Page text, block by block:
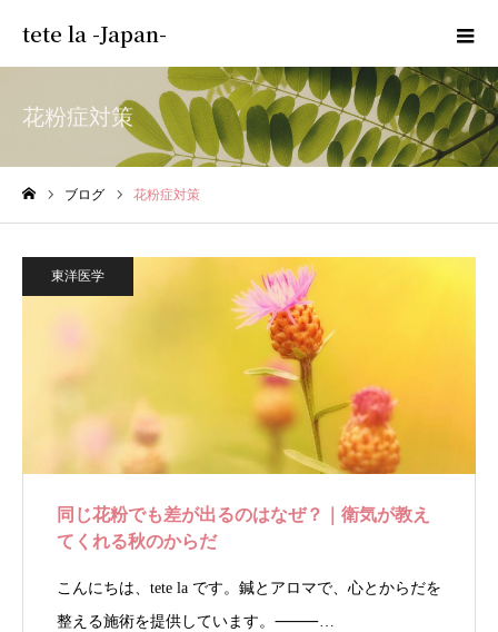
tete la -Japan-
花粉症対策
ブログ 花粉症対策
東洋医学
同じ花粉でも差が出るのはなぜ？｜衛気が教え
てくれる秋のからだ
こんにちは、tete la です。鍼とアロマで、心とからだを
整える施術を提供しています。⸻…